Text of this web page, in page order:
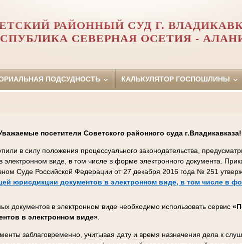
РАЙОННЫЙ СУД Г.
СЕВЕРНАЯ ОСЕТИЯ -
ПОДСУДНОСТЬ КАЛЬКУЛЯТОР ГОСПОШЛИНЫ
посетители Советского районного суда г.Владикавказа!
в силу положения процессуального законодательства,
электронном виде, в том числе в форме электронного документа.
Суде Российской Федерации от 27 декабря 2016 года № 251
юрисдикции документов в электронном виде, в том числе в
документов в электронном виде необходимо использовать сервис
в электронном виде».
заблаговременно, учитывая дату и время назначения дела к